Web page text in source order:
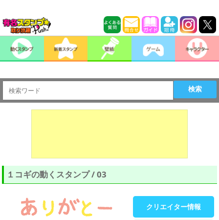
検索
１コギの動くスタンプ / 03
クリエイター情報